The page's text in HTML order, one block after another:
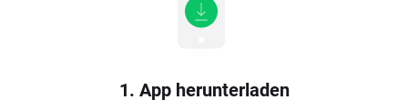
1. App herunterladen